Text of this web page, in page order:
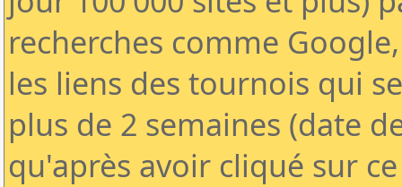
recherches comme
les liens des tournois qui
plus de 2 semaines (date
qu'après avoir cliqué sur